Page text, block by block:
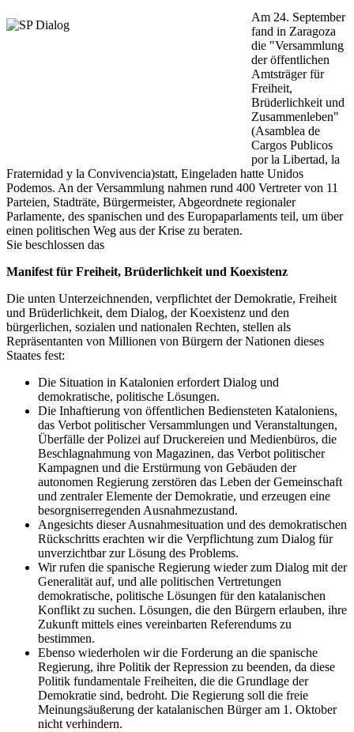
Am 24. September
fand in Zaragoza
die "Versammlung
der öffentlichen
Amtsträger für
Freiheit,
Brüderlichkeit und
Zusammenleben"
(Asamblea de
Cargos Publicos
por la Libertad, la
Fraternidad y la Convivencia)statt, Eingeladen hatte Unidos
Podemos. An der Versammlung nahmen rund 400 Vertreter von 11
Parteien, Stadträte, Bürgermeister, Abgeordnete regionaler
Parlamente, des spanischen und des Europaparlaments teil, um über
einen politischen Weg aus der Krise zu beraten.
Sie beschlossen das
Manifest für Freiheit, Brüderlichkeit und Koexistenz
Die unten Unterzeichnenden, verpflichtet der Demokratie, Freiheit
und Brüderlichkeit, dem Dialog, der Koexistenz und den
bürgerlichen, sozialen und nationalen Rechten, stellen als
Repräsentanten von Millionen von Bürgern der Nationen dieses
Staates fest:
Die Situation in Katalonien erfordert Dialog und
demokratische, politische Lösungen.
Die Inhaftierung von öffentlichen Bediensteten Kataloniens,
das Verbot politischer Versammlungen und Veranstaltungen,
Überfälle der Polizei auf Druckereien und Medienbüros, die
Beschlagnahmung von Magazinen, das Verbot politischer
Kampagnen und die Erstürmung von Gebäuden der
autonomen Regierung zerstören das Leben der Gemeinschaft
und zentraler Elemente der Demokratie, und erzeugen eine
besorgniserregenden Ausnahmezustand.
Angesichts dieser Ausnahmesituation und des demokratischen
Rückschritts erachten wir die Verpflichtung zum Dialog für
unverzichtbar zur Lösung des Problems.
Wir rufen die spanische Regierung wieder zum Dialog mit der
Generalität auf, und alle politischen Vertretungen
demokratische, politische Lösungen für den katalanischen
Konflikt zu suchen. Lösungen, die den Bürgern erlauben, ihre
Zukunft mittels eines vereinbarten Referendums zu
bestimmen.
Ebenso wiederholen wir die Forderung an die spanische
Regierung, ihre Politik der Repression zu beenden, da diese
Politik fundamentale Freiheiten, die die Grundlage der
Demokratie sind, bedroht. Die Regierung soll die freie
Meinungsäußerung der katalanischen Bürger am 1. Oktober
nicht verhindern.